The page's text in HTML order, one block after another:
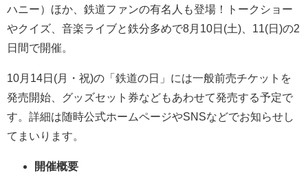
ハニー）ほか、鉄道ファンの有名人も登場！トークショー
やクイズ、音楽ライブと鉄分多めで8月10日(土)、11(日)の2
日間で開催。
10月14日(月・祝)の「鉄道の日」には一般前売チケットを
発売開始、グッズセット券などもあわせて発売する予定で
す。詳細は随時公式ホームページやSNSなどでお知らせし
てまいります。
開催概要